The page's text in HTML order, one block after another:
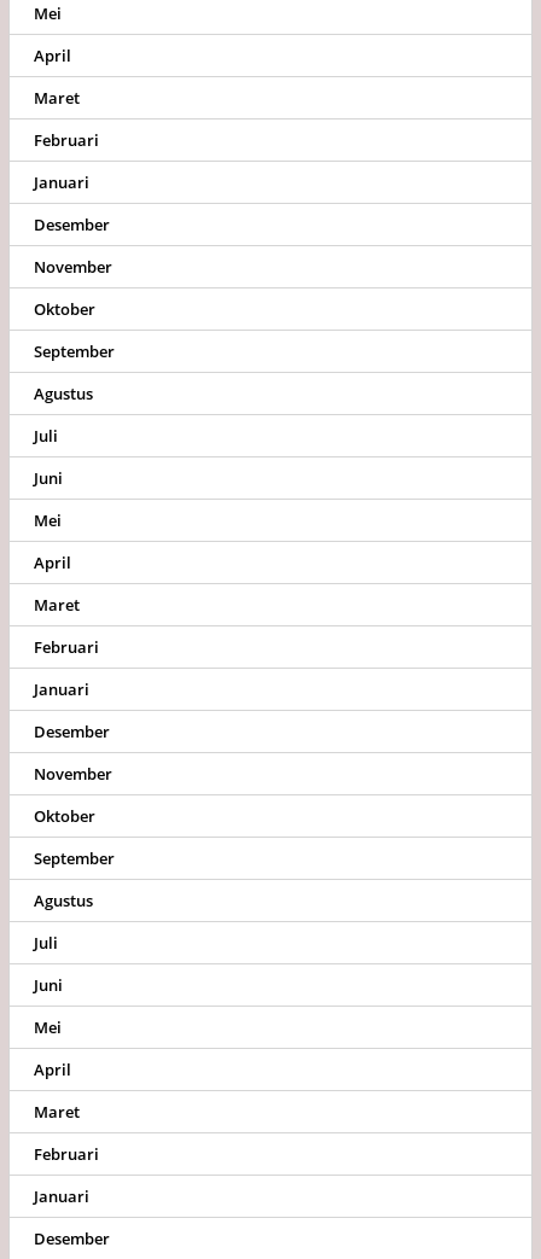
Mei
April
Maret
Februari
Januari
Desember
November
Oktober
September
Agustus
Juli
Juni
Mei
April
Maret
Februari
Januari
Desember
November
Oktober
September
Agustus
Juli
Juni
Mei
April
Maret
Februari
Januari
Desember